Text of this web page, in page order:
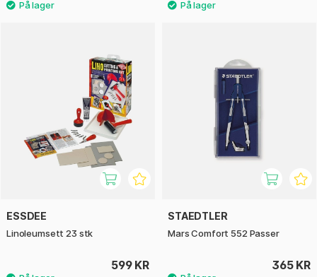
ESSDEE
Linoleumsett 23 stk
599 KR
STAEDTLER
Mars Comfort 552 Passer
365 KR